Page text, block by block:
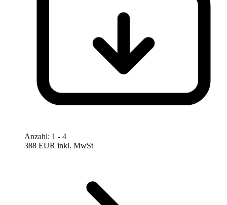
Anzahl: 1 - 4
388 EUR inkl. MwSt